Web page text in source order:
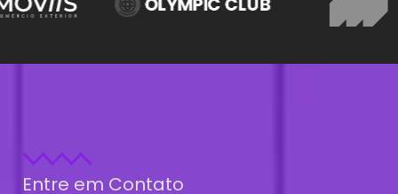
Entre em Contato